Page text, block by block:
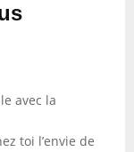
avec la
toi l’envie de